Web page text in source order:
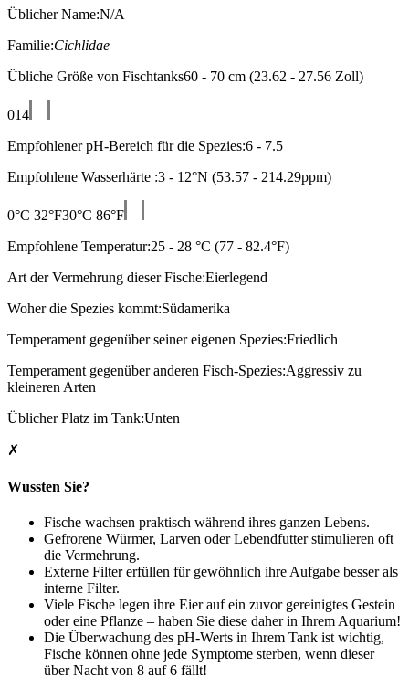
Üblicher Name:N/A
Familie:Cichlidae
Übliche Größe von Fischtanks60 - 70 cm (23.62 - 27.56 Zoll)
014
Empfohlener pH-Bereich für die Spezies:6 - 7.5
Empfohlene Wasserhärte :3 - 12°N (53.57 - 214.29ppm)
0°C 32°F30°C 86°F
Empfohlene Temperatur:25 - 28 °C (77 - 82.4°F)
Art der Vermehrung dieser Fische:Eierlegend
Woher die Spezies kommt:Südamerika
Temperament gegenüber seiner eigenen Spezies:Friedlich
Temperament gegenüber anderen Fisch-Spezies:Aggressiv zu
kleineren Arten
Üblicher Platz im Tank:Unten
✗
Wussten Sie?
Fische wachsen praktisch während ihres ganzen Lebens.
Gefrorene Würmer, Larven oder Lebendfutter stimulieren oft
die Vermehrung.
Externe Filter erfüllen für gewöhnlich ihre Aufgabe besser als
interne Filter.
Viele Fische legen ihre Eier auf ein zuvor gereinigtes Gestein
oder eine Pflanze – haben Sie diese daher in Ihrem Aquarium!
Die Überwachung des pH-Werts in Ihrem Tank ist wichtig,
Fische können ohne jede Symptome sterben, wenn dieser
über Nacht von 8 auf 6 fällt!